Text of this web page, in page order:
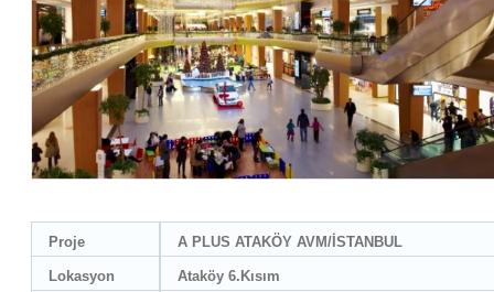
Proje A PLUS ATAKÖY AVM/İSTANBUL
Lokasyon Ataköy 6.Kısım